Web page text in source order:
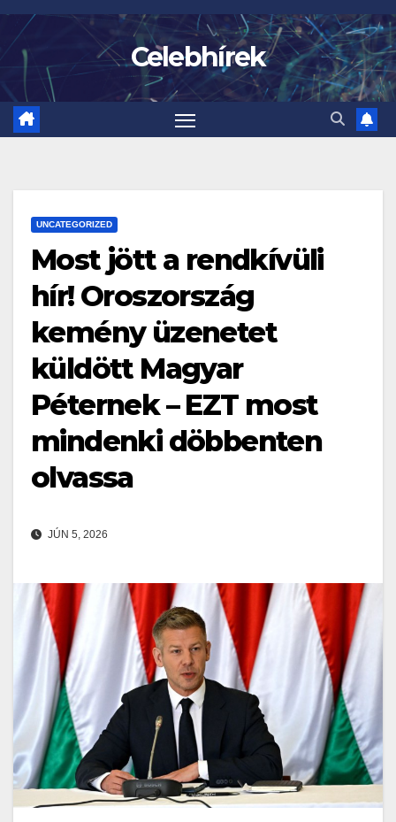
Skip
content
Celebhírek
UNCATEGORIZED
Most jött a rendkívüli
hír! Oroszország
kemény üzenetet
küldött Magyar
Péternek – EZT most
mindenki döbbenten
olvassa
JÚN 5, 2026